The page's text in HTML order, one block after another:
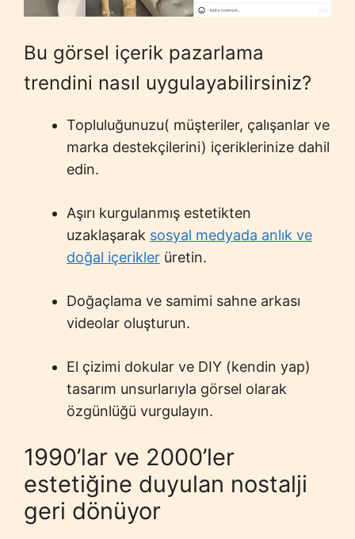
Bu görsel içerik pazarlama
trendini nasıl uygulayabilirsiniz?
Topluluğunuzu( müşteriler, çalışanlar ve
marka destekçilerini) içeriklerinize dahil
edin.
Aşırı kurgulanmış estetikten
uzaklaşarak sosyal medyada anlık ve
doğal içerikler üretin.
Doğaçlama ve samimi sahne arkası
videolar oluşturun.
El çizimi dokular ve DIY (kendin yap)
tasarım unsurlarıyla görsel olarak
özgünlüğü vurgulayın.
1990’lar ve 2000’ler
estetiğine duyulan nostalji
geri dönüyor